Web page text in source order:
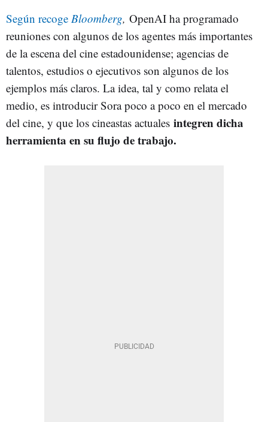
Según recoge Bloomberg, OpenAI ha programado
reuniones con algunos de los agentes más importantes
de la escena del cine estadounidense; agencias de
talentos, estudios o ejecutivos son algunos de los
ejemplos más claros. La idea, tal y como relata el
medio, es introducir Sora poco a poco en el mercado
del cine, y que los cineastas actuales integren dicha
herramienta en su flujo de trabajo.